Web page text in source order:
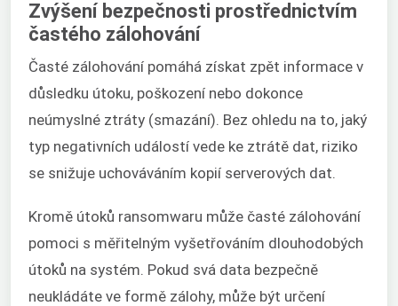
Zvýšení bezpečnosti prostřednictvím
častého zálohování
Časté zálohování pomáhá získat zpět informace v
důsledku útoku, poškození nebo dokonce
neúmyslné ztráty (smazání). Bez ohledu na to, jaký
typ negativních událostí vede ke ztrátě dat, riziko
se snižuje uchováváním kopií serverových dat.
Kromě útoků ransomwaru může časté zálohování
pomoci s měřitelným vyšetřováním dlouhodobých
útoků na systém. Pokud svá data bezpečně
neukládáte ve formě zálohy, může být určení